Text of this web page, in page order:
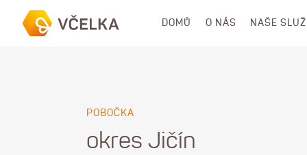
DOMŮ O NÁS NAŠE
POBOČKA
okres Jičín